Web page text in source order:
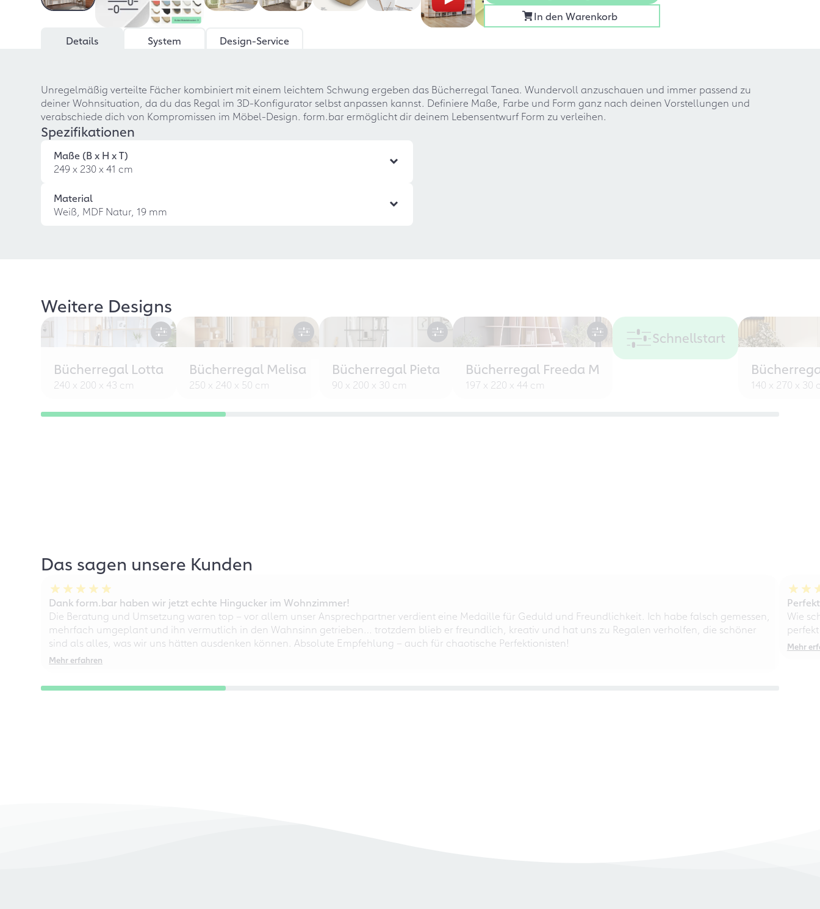
In den Warenkorb
Details
System Design-Service
Unregelmäßig verteilte Fächer kombiniert mit einem leichtem Schwung ergeben das Bücherregal Tanea. Wundervoll anzuschauen und immer passend zu
deiner Wohnsituation, da du das Regal im 3D-Konfigurator selbst anpassen kannst. Definiere Maße, Farbe und Form ganz nach deinen Vorstellungen und
verabschiede dich von Kompromissen im Möbel-Design. form.bar ermöglicht dir deinem Lebensentwurf Form zu verleihen.
Spezifikationen
Maße (B x H x T)
249 x 230 x 41 cm
Material
Weiß, MDF Natur, 19 mm
Weitere Designs
Bücherregal Lotta
240 x 200 x 43 cm
Bücherregal Melisa
250 x 240 x 50 cm
Bücherregal Pieta
90 x 200 x 30 cm
Bücherregal Freeda M
197 x 220 x 44 cm
Schnellstart
140 x 270 x 30
Das sagen unsere Kunden
Dank form.bar haben wir jetzt echte Hingucker im Wohnzimmer!
Die Beratung und Umsetzung waren top – vor allem unser Ansprechpartner verdient eine Medaille für Geduld und Freundlichkeit. Ich habe falsch gemessen,
mehrfach umgeplant und ihn vermutlich in den Wahnsinn getrieben… trotzdem blieb er freundlich, kreativ und hat uns zu Regalen verholfen, die schöner
sind als alles, was wir uns hätten ausdenken können. Absolute Empfehlung – auch für chaotische Perfektionisten!
Mehr erfahren
Wie
Mehr